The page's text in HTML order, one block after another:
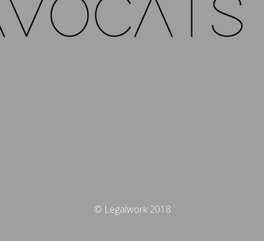
© Legalwork 2018